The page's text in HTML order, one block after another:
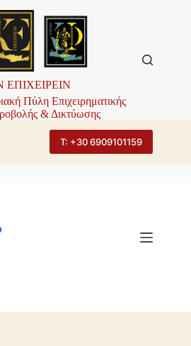
Πύλη Επιχειρηματικής
& Δικτύωσης
Τ: +30 6909101159